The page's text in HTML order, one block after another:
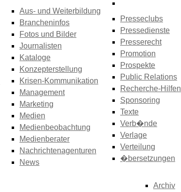
Aus- und Weiterbildung
Brancheninfos
Fotos und Bilder
Journalisten
Kataloge
Konzepterstellung
Krisen-Kommunikation
Management
Marketing
Medien
Medienbeobachtung
Medienberater
Nachrichtenagenturen
News
Presseclubs
Pressedienste
Presserecht
Promotion
Prospekte
Public Relations
Recherche-Hilfen
Sponsoring
Texte
Verb�nde
Verlage
Verteilung
�bersetzungen
Archiv